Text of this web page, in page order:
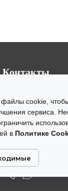
Контакты
набережная д.12, эт.
ММДЦ "Москва
Федерация Восток".
+ 7 (495) 797-11-17
+ 7 (903) 797-11-17
cookie,
сервиса.
в Политике